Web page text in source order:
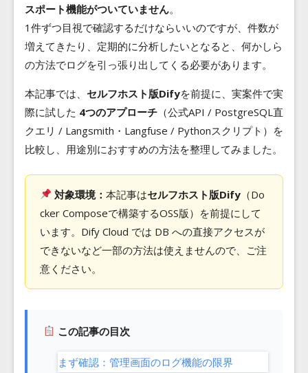
スポート機能がついていません。
1件ずつ目視で確認するだけならいいのですが、件数が
増えてきたり、定期的に分析したいとなると、何かしら
の方法でログを引っ張り出してくる必要があります。
本記事では、 セルフホスト版Difyを前提に、実案件で実
際に試した 4つのアプローチ （公式API / PostgreSQL直
クエリ / Langsmith・Langfuse / Pythonスクリプト）を
比較し、用途別におすすめの方法を整理してみました。
対象環境：本記事はセルフホスト版Dify （Do
cker Composeで構築するOSS版）を前提にして
います。Dify Cloud では DB への直接アクセスが
できないなど一部の方法は使えませんので、ご注
意ください。
この記事の目次
まず確認：管理画面のログ機能の限界